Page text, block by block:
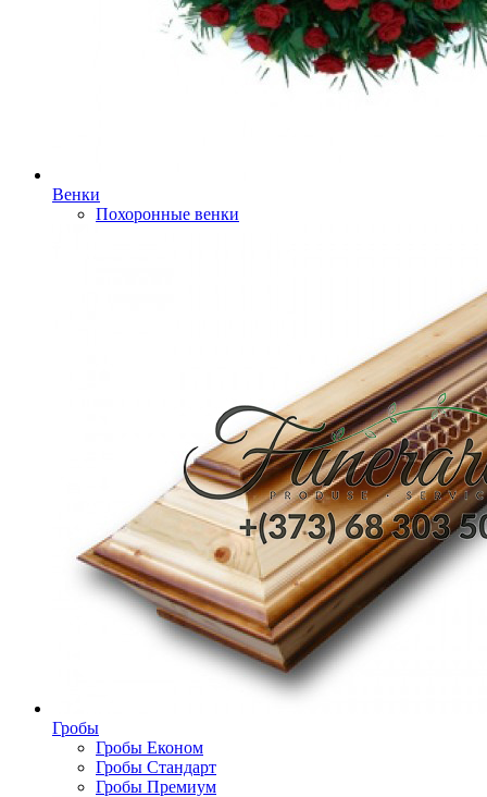
Венки
Похоронные венки
Гробы
Гробы Економ
Гробы Стандарт
Гробы Премиум